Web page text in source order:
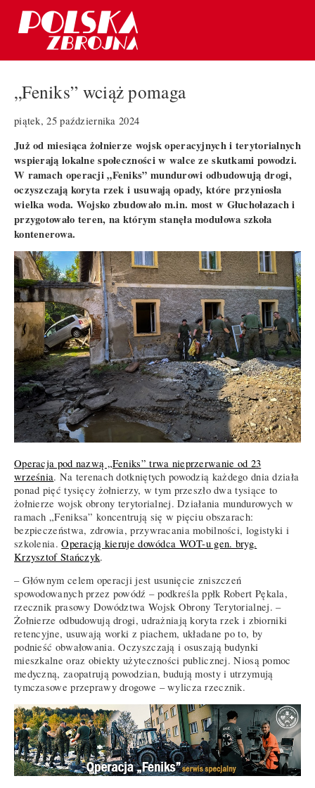
„Feniks” wciąż pomaga
piątek, 25 października 2024
Już od miesiąca żołnierze wojsk operacyjnych i terytorialnych
wspierają lokalne społeczności w walce ze skutkami powodzi.
W ramach operacji „Feniks” mundurowi odbudowują drogi,
oczyszczają koryta rzek i usuwają opady, które przyniosła
wielka woda. Wojsko zbudowało m.in. most w Głuchołazach i
przygotowało teren, na którym stanęła modułowa szkoła
kontenerowa.
Operacja pod nazwą „Feniks” trwa nieprzerwanie od 23
września. Na terenach dotkniętych powodzią każdego dnia działa
ponad pięć tysięcy żołnierzy, w tym przeszło dwa tysiące to
żołnierze wojsk obrony terytorialnej. Działania mundurowych w
ramach „Feniksa” koncentrują się w pięciu obszarach:
bezpieczeństwa, zdrowia, przywracania mobilności, logistyki i
szkolenia.Operacją kieruje dowódca WOT-u gen. bryg.
Krzysztof Stańczyk.
– Głównym celem operacji jest usunięcie zniszczeń
spowodowanych przez powódź – podkreśla ppłk Robert Pękala,
rzecznik prasowy Dowództwa Wojsk Obrony Terytorialnej. –
Żołnierze odbudowują drogi, udrażniają koryta rzek i zbiorniki
retencyjne, usuwają worki z piachem, układane po to, by
podnieść obwałowania. Oczyszczają i osuszają budynki
mieszkalne oraz obiekty użyteczności publicznej. Niosą pomoc
medyczną, zaopatrują powodzian, budują mosty i utrzymują
tymczasowe przeprawy drogowe – wylicza rzecznik.